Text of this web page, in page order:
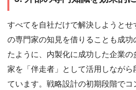
すべてを自社だけで解決しようとせ
の専門家の知見を借りることも成功
たように、内製化に成功した企業の
家を「伴走者」として活用しながら
ています。戦略設計の初期段階でコ